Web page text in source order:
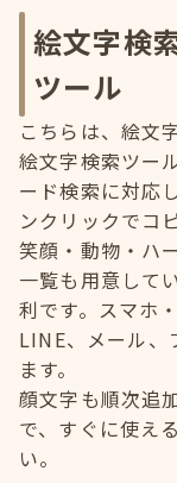
絵文字検
ツール
こちらは、絵文
絵文字検索ツー
ード検索に対応
ンクリックでコ
笑顔・動物・ハ
一覧も用意して
利です。スマホ
LINE、メール、
ます。
顔文字も順次追
で、すぐに使え
い。